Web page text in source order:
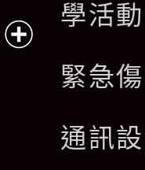
單
開
學活
緊急
通訊